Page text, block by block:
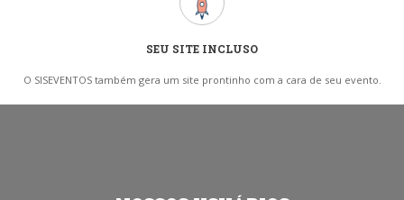
SEU SITE INCLUSO
O SISEVENTOS também gera um site prontinho com a cara de seu evento.